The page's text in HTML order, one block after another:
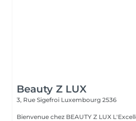
Beauty Z LUX
3, Rue Sigefroi Luxembourg 2536
Bienvenue chez BEAUTY Z LUX